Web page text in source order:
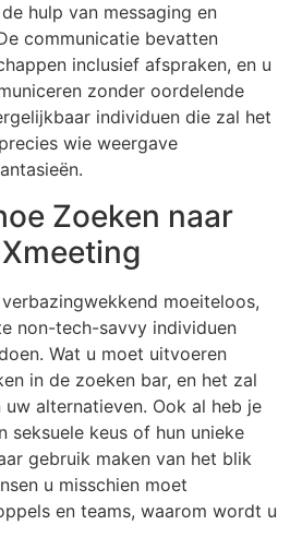
hulp van messaging en
communicatie bevatten
inclusief afspraken, en u
zonder oordelende
individuen die zal het
wie weergave
Zoeken naar
moeiteloos,
non-tech-savvy individuen
Wat u moet uitvoeren
in de zoeken bar, en het zal
alternatieven. Ook al heb je
seksuele keus of hun unieke
gebruik maken van het blik
u misschien moet
en teams, waarom wordt u